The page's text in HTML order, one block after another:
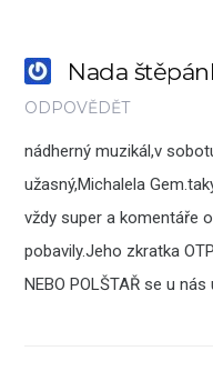
Nada
ODPOVĚDĚT
nádherný muzikál,v
užasný,Michalela
vždy super a komentáře
pobavily.Jeho zkratka
NEBO POLŠTAŘ se u nás